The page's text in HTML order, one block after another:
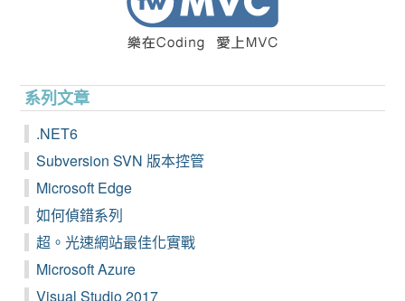
系列文章
.NET6
Subversion SVN 版本控管
Microsoft Edge
如何偵錯系列
超。光速網站最佳化實戰
Microsoft Azure
Visual Studio 2017